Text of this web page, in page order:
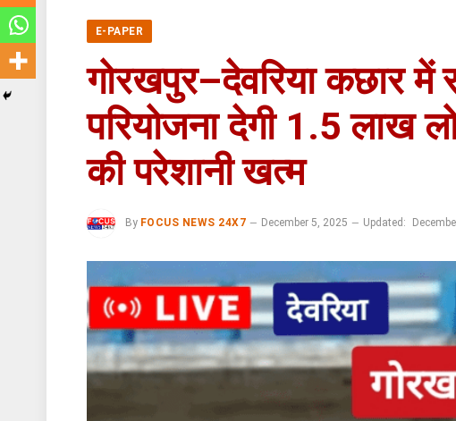
E-PAPER
गोरखपुर–देवरिया कछार में
परियोजना देगी 1.5 लाख
की परेशानी खत्म
By FOCUS NEWS 24X7 December 5, 2025 Updated: